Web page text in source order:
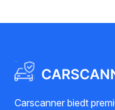
Carscanner biedt